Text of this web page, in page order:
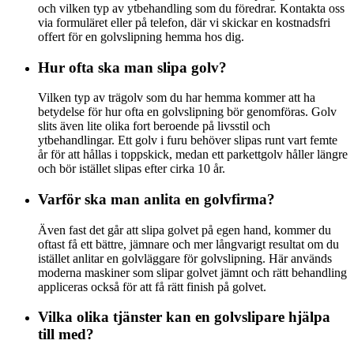
och vilken typ av ytbehandling som du föredrar. Kontakta oss
via formuläret eller på telefon, där vi skickar en kostnadsfri
offert för en golvslipning hemma hos dig.
Hur ofta ska man slipa golv?
Vilken typ av trägolv som du har hemma kommer att ha
betydelse för hur ofta en golvslipning bör genomföras. Golv
slits även lite olika fort beroende på livsstil och
ytbehandlingar. Ett golv i furu behöver slipas runt vart femte
år för att hållas i toppskick, medan ett parkettgolv håller längre
och bör istället slipas efter cirka 10 år.
Varför ska man anlita en golvfirma?
Även fast det går att slipa golvet på egen hand, kommer du
oftast få ett bättre, jämnare och mer långvarigt resultat om du
istället anlitar en golvläggare för golvslipning. Här används
moderna maskiner som slipar golvet jämnt och rätt behandling
appliceras också för att få rätt finish på golvet.
Vilka olika tjänster kan en golvslipare hjälpa
till med?